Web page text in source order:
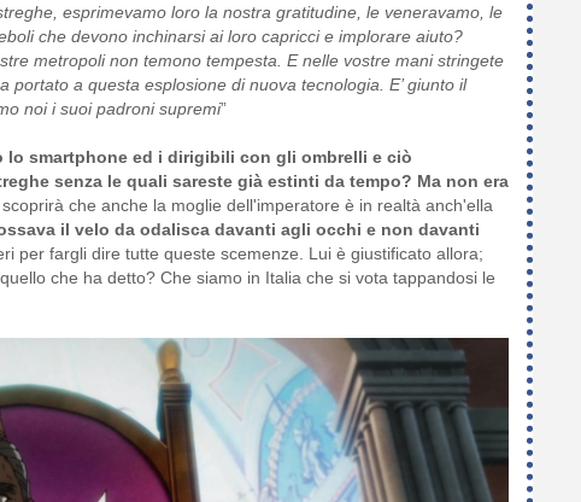
esprimevamo loro la nostra gratitudine, le veneravamo, le
che devono inchinarsi ai loro capricci e implorare aiuto?
metropoli non temono tempesta. E nelle vostre mani stringete
a questa esplosione di nuova tecnologia. E’ giunto il
noi i suoi padroni supremi”
lo smartphone ed i dirigibili con gli ombrelli e ciò
senza le quali sareste già estinti da tempo? Ma non era
che anche la moglie dell'imperatore è in realtà anch'ella
il velo da odalisca davanti agli occhi e non davanti
per fargli dire tutte queste scemenze. Lui è giustificato allora;
che ha detto? Che siamo in Italia che si vota tappandosi le